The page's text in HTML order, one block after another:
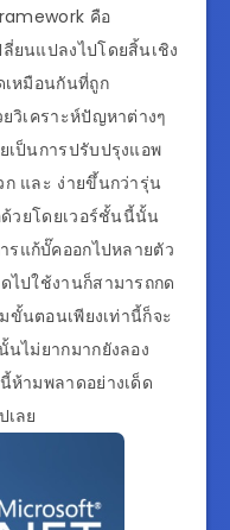
คือ
ยนแปลงไปโดยสิ้นเชิง
หมือนกันที่ถูก
วิเคราะห์ปัญหาต่างๆ
เป็นการปรับปรุงแอพ
และ ง่ายขึ้นกว่ารุ่น
ด้วยโดยเวอร์ชั้นนี้นั้น
แก้บั๊คออกไปหลายตัว
ไปใช้งานก็สามารถกด
นตอนเพียงเท่านี้ก็จะ
นไม่ยากมากยังลอง
ห้ามพลาดอย่างเด็ด
ลย